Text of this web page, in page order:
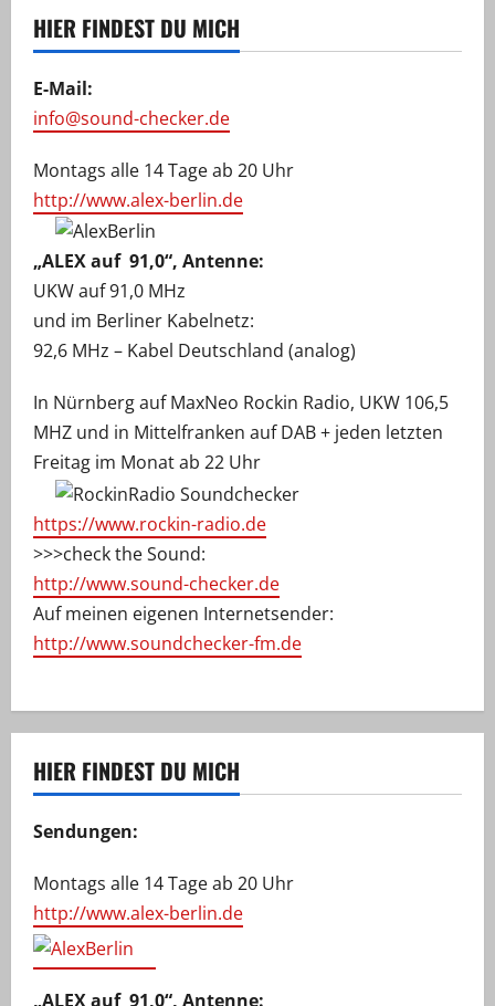
HIER FINDEST DU MICH
E-Mail:
info@sound-checker.de
Montags alle 14 Tage ab 20 Uhr
http://www.alex-berlin.de
„ALEX auf 91,0“, Antenne:
UKW auf 91,0 MHz
und im Berliner Kabelnetz:
92,6 MHz – Kabel Deutschland (analog)
In Nürnberg auf MaxNeo Rockin Radio, UKW 106,5
MHZ und in Mittelfranken auf DAB + jeden letzten
Freitag im Monat ab 22 Uhr
https://www.rockin-radio.de
>>>check the Sound:
http://www.sound-checker.de
Auf meinen eigenen Internetsender:
http://www.soundchecker-fm.de
HIER FINDEST DU MICH
Sendungen:
Montags alle 14 Tage ab 20 Uhr
http://www.alex-berlin.de
„ALEX auf 91,0“, Antenne: